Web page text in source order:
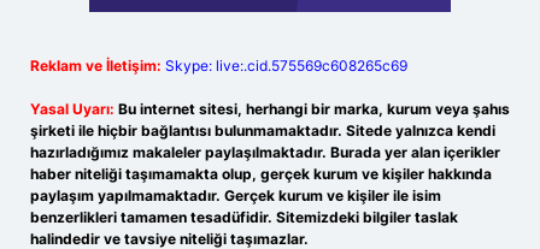
Reklam ve İletişim: Skype: live:.cid.575569c608265c69
Yasal Uyarı: Bu internet sitesi, herhangi bir marka, kurum veya şahıs
şirketi ile hiçbir bağlantısı bulunmamaktadır. Sitede yalnızca kendi
hazırladığımız makaleler paylaşılmaktadır. Burada yer alan içerikler
haber niteliği taşımamakta olup, gerçek kurum ve kişiler hakkında
paylaşım yapılmamaktadır. Gerçek kurum ve kişiler ile isim
benzerlikleri tamamen tesadüfidir. Sitemizdeki bilgiler taslak
halindedir ve tavsiye niteliği taşımazlar.